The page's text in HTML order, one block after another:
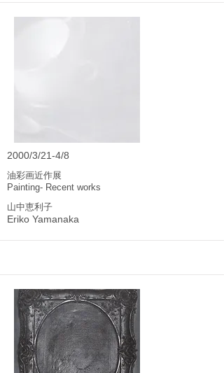
2000/3/21-4/8
油彩画近作展
Painting- Recent works
山中恵利子
Eriko Yamanaka